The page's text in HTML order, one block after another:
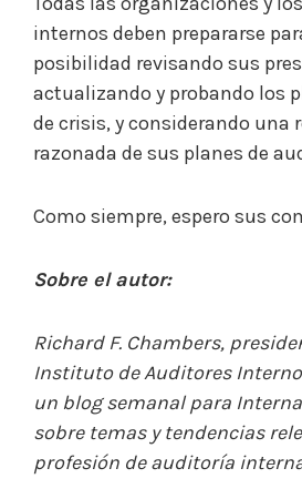
internos deben prepararse
posibilidad revisando sus
actualizando y probando los
de crisis, y considerando una
razonada de sus planes de
Como siempre, espero sus
Sobre el autor:
Richard F. Chambers,
Instituto de Auditores
un blog semanal para
sobre temas y tendencias
profesión de auditoría